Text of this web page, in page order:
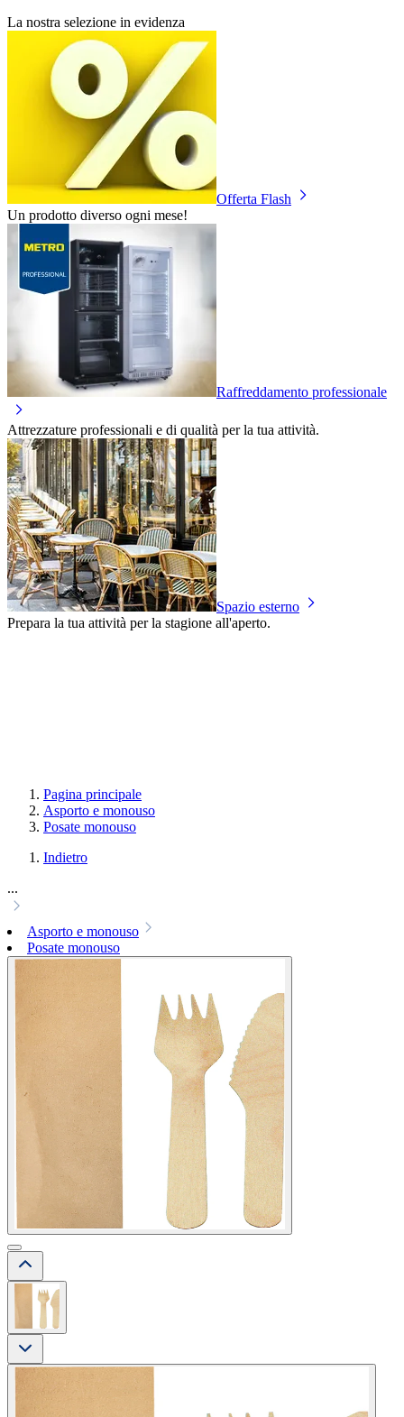
La nostra selezione in evidenza
Offerta Flash
Un prodotto diverso ogni mese!
Raffreddamento professionale
Attrezzature professionali e di qualità per la tua attività.
Spazio esterno
Prepara la tua attività per la stagione all'aperto.
Pagina principale
Asporto e monouso
Posate monouso
Indietro
...
Asporto e monouso
Posate monouso